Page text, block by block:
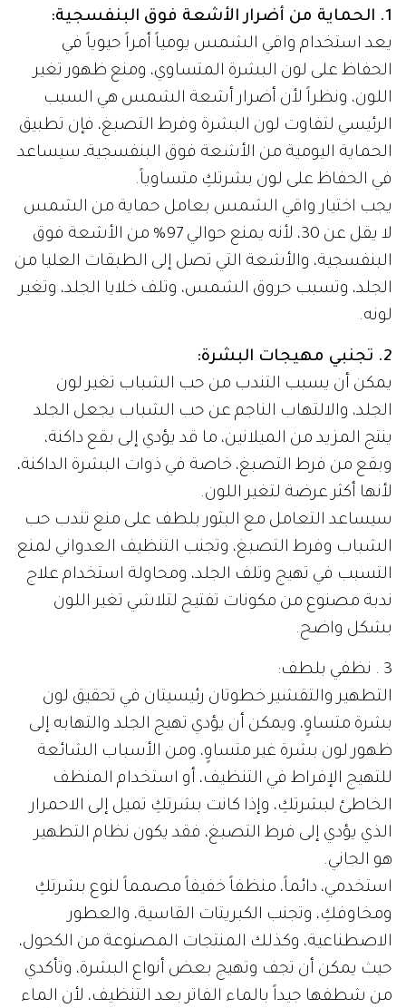
1. الحماية من أضرار الأشعة فوق البنفسجية:
يعد استخدام واقي الشمس يومياً أمراً حيوياً في
الحفاظ على لون البشرة المتساوي، ومنع ظهور تغير
اللون، ونظراً لأن أضرار أشعة الشمس هي السبب
الرئيسي لتفاوت لون البشرة وفرط التصبغ، فإن تطبيق
الحماية اليومية من الأشعة فوق البنفسجيةـ سيساعد
في الحفاظ على لون بشرتكِ متساوياً.
يجب اختيار واقي الشمس بعامل حماية من الشمس
لا يقل عن 30، لأنه يمنع حوالي 97% من الأشعة فوق
البنفسجية، والأشعة التي تصل إلى الطبقات العليا من
الجلد، وتسبب حروق الشمس، وتلف خلايا الجلد، وتغير
لونه.
2. تجنبي مهيجات البشرة:
يمكن أن يسبب التندب من حب الشباب تغير لون
الجلد، والالتهاب الناجم عن حب الشباب يجعل الجلد
ينتج المزيد من الميلانين، ما قد يؤدي إلى بقع داكنة،
وبقع من فرط التصبغ، خاصة في ذوات البشرة الداكنة،
لأنها أكثر عرضة لتغير اللون.
سيساعد التعامل مع البثور بلطف على منع تندب حب
الشباب وفرط التصبغ، وتجنب التنظيف العدواني لمنع
التسبب في تهيج وتلف الجلد، ومحاولة استخدام علاج
ندبة مصنوع من مكونات تفتيح لتلاشي تغير اللون
بشكل واضح.
3 . نظفي بلطف:
التطهير والتقشير خطوتان رئيسيتان في تحقيق لون
بشرة متساوٍ، ويمكن أن يؤدي تهيج الجلد والتهابه إلى
ظهور لون بشرة غير متساوٍ، ومن الأسباب الشائعة
للتهيج الإفراط في التنظيف، أو استخدام المنظف
الخاطئ لبشرتكِ، وإذا كانت بشرتكِ تميل إلى الاحمرار
الذي يؤدي إلى فرط التصبغ، فقد يكون نظام التطهير
هو الجاني.
استخدمي، دائماً، منظفاً خفيفاً مصمماً لنوع بشرتكِ
ومخاوفكِ، وتجنب الكبريتات القاسية، والعطور
الاصطناعية، وكذلك المنتجات المصنوعة من الكحول،
حيث يمكن أن تجف وتهيج بعض أنواع البشرة، وتأكدي
من شطفها جيداً بالماء الفاتر بعد التنظيف، لأن الماء